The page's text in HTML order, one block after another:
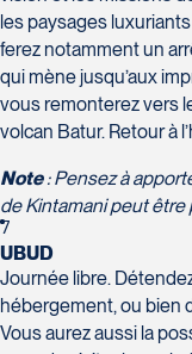
les paysages
ferez notamment un
qui mène jusqu’aux
vous remonterez vers
volcan Batur. Retour à
Note: Pensez à
de Kintamani peut être
7
UBUD
Journée libre.
hébergement, ou bien
Vous aurez aussi la
Tél :450-671-6654 /
Voyages Tourbec
1000 Boulevard
Local 150
Salaberry-de-
J6S 0J7
Tél :450-373-1475
Voyages Paradis
2500 rue
Québec
Tél :
418-659-6650